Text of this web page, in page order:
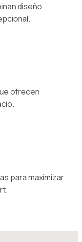
diseño
ofrecen
para maximizar